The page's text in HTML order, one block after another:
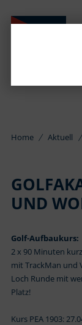
Home Aktuell
UND
Golf-Aufbaukurs:
2 x 90 Minuten
mit TrackMan und
Loch Runde mit
Platz!
Kurs PEA 1903: